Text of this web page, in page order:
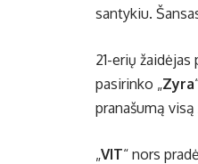
santykiu.
21-erių žaidėjas
pasirinko „Zyra
pranašumą visą
„VIT“ nors